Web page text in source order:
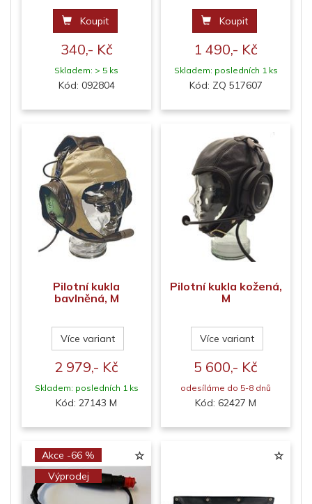
Koupit
340,- Kč
Skladem: > 5 ks
Kód: 092804
Koupit
1 490,- Kč
Skladem: posledních 1 ks
Kód: ZQ 517607
Pilotní kukla
bavlněná, M
Více variant
2 979,- Kč
Skladem: posledních 1 ks
Kód: 27143 M
Pilotní kukla kožená,
M
Více variant
5 600,- Kč
odesíláme do 5-8 dnů
Kód: 62427 M
Akce -66 %
Výprodej